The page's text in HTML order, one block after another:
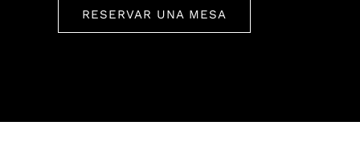
RESERVAR UNA MESA